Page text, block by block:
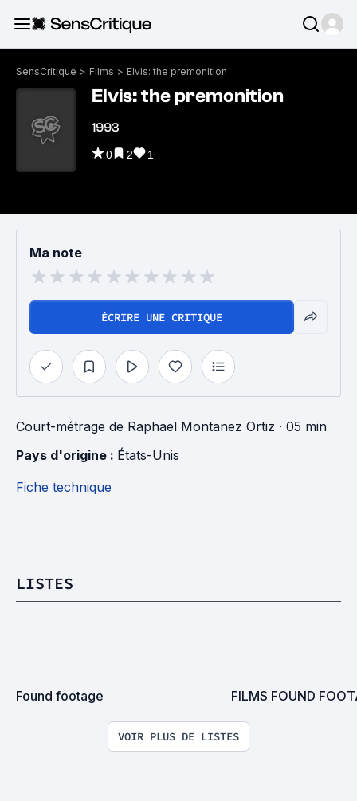
SensCritique > Films > Elvis: the premonition
Elvis: the premonition
1993
0 2 1
Ma note
ÉCRIRE UNE CRITIQUE
Court-métrage de Raphael Montanez Ortiz · 05 min
Pays d'origine : États-Unis
Fiche technique
LISTES
Found footage FILMS FOUND
VOIR PLUS DE LISTES